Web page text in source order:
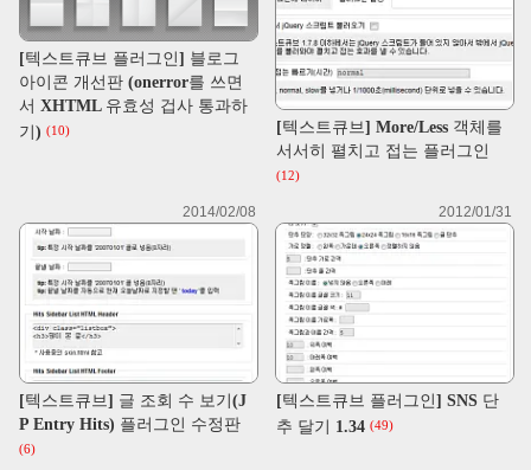
[텍스트큐브 플러그인] 블로그
아이콘 개선판 (onerror를 쓰면
서 XHTML 유효성 겁사 통과하
기)(10)
[텍스트큐브] More/Less 객체를
서서히 펼치고 접는 플러그인
(12)
2014/02/08
[텍스트큐브] 글 조회 수 보기(J
P Entry Hits) 플러그인 수정판
(6)
2012/01/31
[텍스트큐브 플러그인] SNS 단
추 달기 1.34 (49)